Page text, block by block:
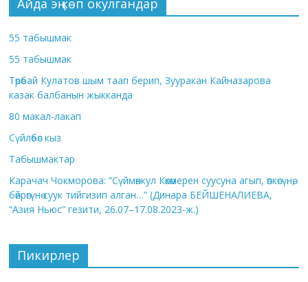
Айда эң көп окулгандар
55 табышмак
55 табышмак
Төрөбай Кулатов шым таап берип, Зууракан Кайназарова
казак балбанын жыкканда
80 макал-лакап
Сүйлөбөс кыз
Табышмактар
Карачач Чокморова: “Сүймөнкул Көкөмерен суусуна агып, өпкөсүнө,
бөйрөгүнө суук тийгизип алган…” (Динара БЕЙШЕНАЛИЕВА,
“Азия Ньюс” гезити, 26.07–17.08.2023-ж.)
Пикирлер